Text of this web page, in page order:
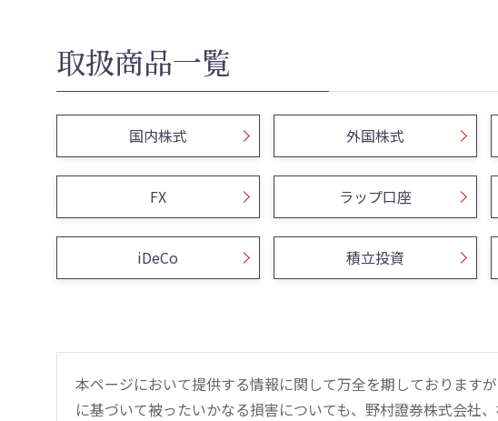
取扱商品一覧
国内株式 外国株式
FX ラップ口座
iDeCo 積立投資
本ページにおいて提供する情報に関して万全を期しております
に基づいて被ったいかなる損害についても、野村證券株式会社